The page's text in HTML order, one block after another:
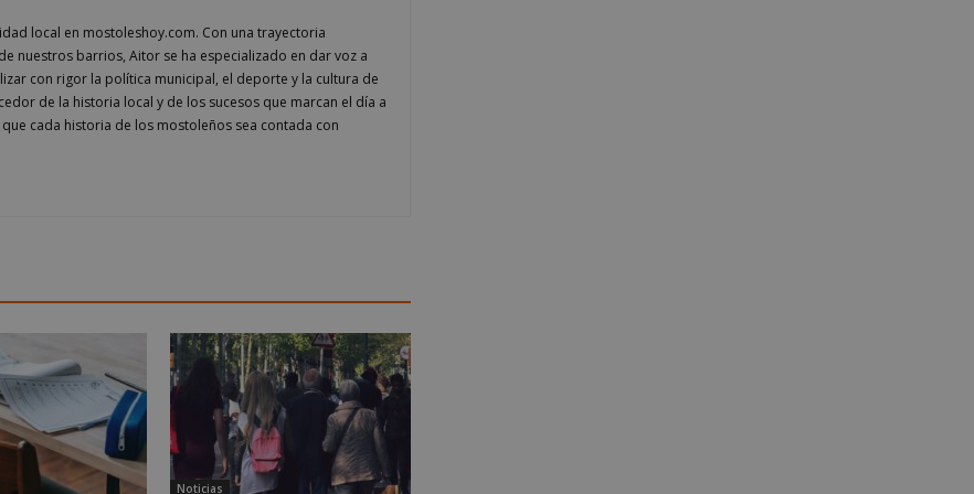
local en mostoleshoy.com. Con una trayectoria
nuestros barrios, Aitor se ha especializado en dar voz a
con rigor la política municipal, el deporte y la cultura de
de la historia local y de los sucesos que marcan el día a
cada historia de los mostoleños sea contada con
Noticias
Storage type
Almacenamiento local
Almacenamiento de sesión
Almacenamiento local
Almacenamiento local
Almacenamiento de sesión
Almacenamiento local
Almacenamiento local
Almacenamiento local